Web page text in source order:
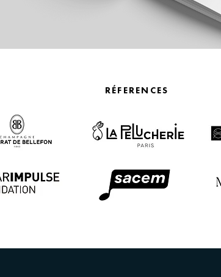
RÉFERENCES